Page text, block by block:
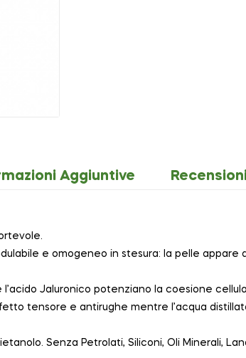
Aggiuntive
e omogeneo in stesura: la pelle
Jaluronico potenziano la coesione
tensore e antirughe mentre l’acqua
Senza Petrolati, Siliconi, Oli Minerali,